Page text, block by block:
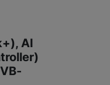
AI